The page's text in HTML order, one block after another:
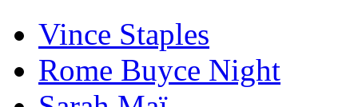
Vince Staples
Rome Buyce Night